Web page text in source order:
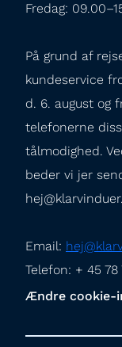
Fredag:
På grund af
kundeservice
d. 6. august og
telefonerne
tålmodighed.
beder vi jer
Email:
Telefon: + 45 78
Ændre cookie-